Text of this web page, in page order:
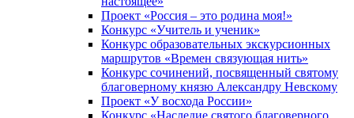
Проект «Россия – это родина моя!»
Конкурс «Учитель и ученик»
Конкурс образовательных экскурсионных
маршрутов «Времен связующая нить»
Конкурс сочинений, посвященный святому
благоверному князю Александру Невскому
Проект «У восхода России»
Конкурс «Наследие святого благоверного